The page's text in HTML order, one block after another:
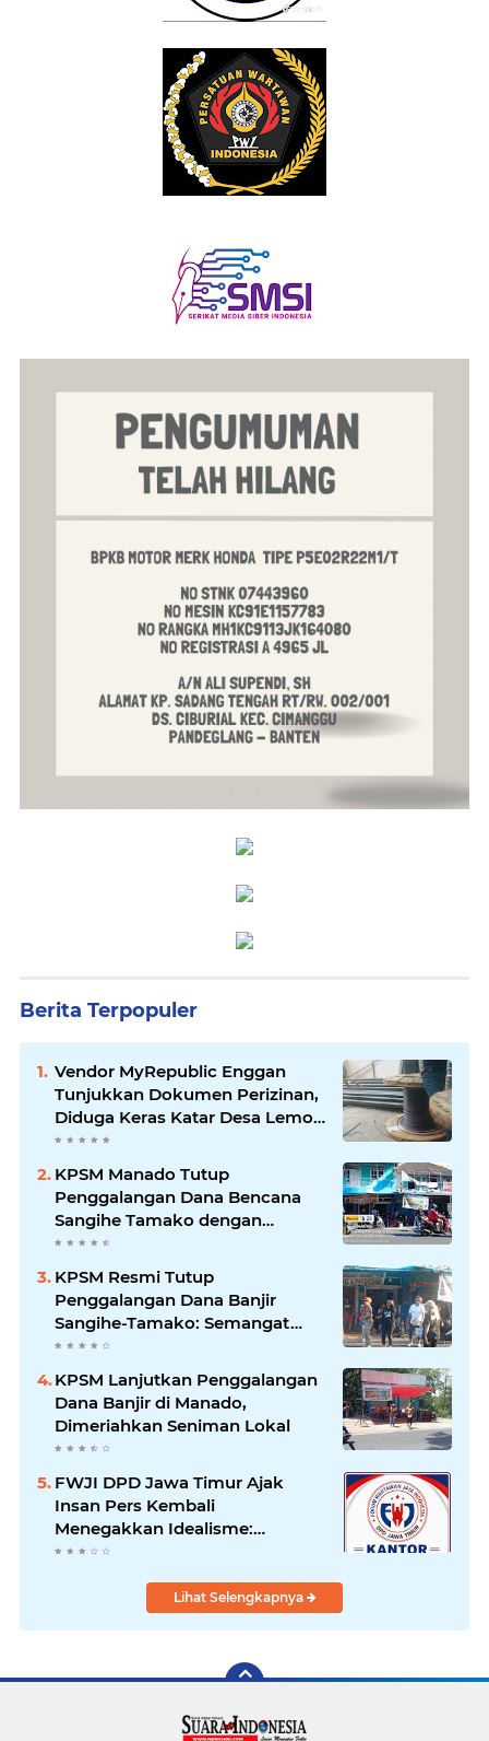
Berita Terpopuler
Vendor MyRepublic Enggan
Tunjukkan Dokumen Perizinan,
Diduga Keras Katar Desa Lemo
Disebut Handle Kordinasi
KPSM Manado Tutup
Penggalangan Dana Bencana
Sangihe Tamako dengan
Semangat Tinggi, Dihadiri
Banyak Seniman Ibu Kota
KPSM Resmi Tutup
Penggalangan Dana Banjir
Sangihe-Tamako: Semangat
Kebersamaan & Solidaritas
Tetap Terjaga
KPSM Lanjutkan Penggalangan
Dana Banjir di Manado,
Dimeriahkan Seniman Lokal
FWJI DPD Jawa Timur Ajak
Insan Pers Kembali
Menegakkan Idealisme:
"Menjadi Penulis Bukan
Lihat Selengkapnya